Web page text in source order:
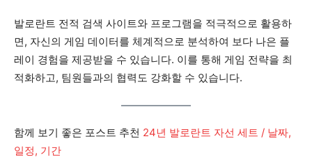
발로란트 전적 검색 사이트와 프로그램을 적극적으로 활용하
면, 자신의 게임 데이터를 체계적으로 분석하여 보다 나은 플
레이 경험을 제공받을 수 있습니다. 이를 통해 게임 전략을 최
적화하고, 팀원들과의 협력도 강화할 수 있습니다.
함께 보기 좋은 포스트 추천 24년 발로란트 자선 세트 / 날짜,
일정, 기간